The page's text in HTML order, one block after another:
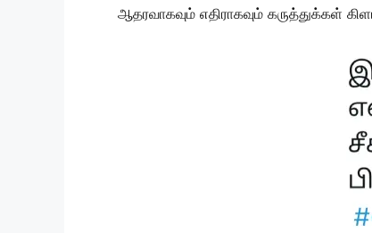
ஆதரவாகவும் எதிராகவும் கருத்துக்கள்